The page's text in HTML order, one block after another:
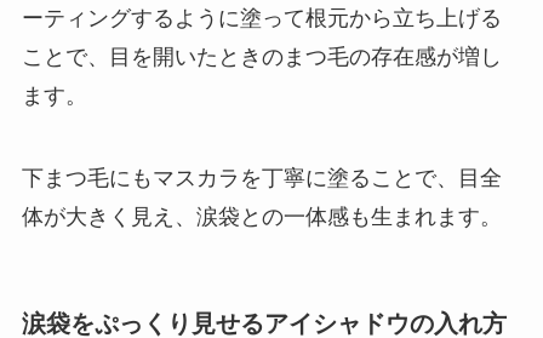
ーティングするように塗って根元から立ち上げる
ことで、目を開いたときのまつ毛の存在感が増し
ます。
下まつ毛にもマスカラを丁寧に塗ることで、目全
体が大きく見え、涙袋との一体感も生まれます。
涙袋をぷっくり見せるアイシャドウの入れ方